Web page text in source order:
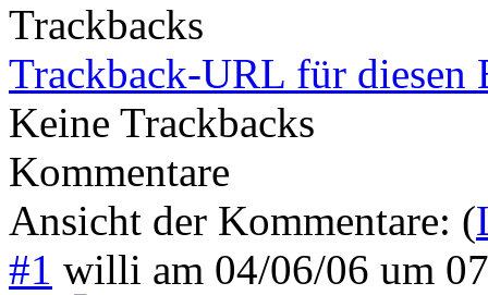
Trackbacks
Trackback-URL für diesen
Keine Trackbacks
Kommentare
Ansicht der Kommentare: (
#1 willi am 04/06/06 um